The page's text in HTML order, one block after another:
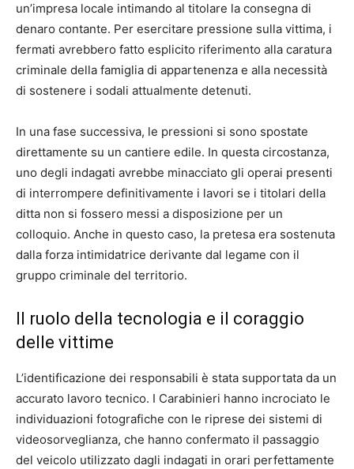
un’impresa locale intimando al titolare la consegna di
denaro contante. Per esercitare pressione sulla vittima, i
fermati avrebbero fatto esplicito riferimento alla caratura
criminale della famiglia di appartenenza e alla necessità
di sostenere i sodali attualmente detenuti.
In una fase successiva, le pressioni si sono spostate
direttamente su un cantiere edile. In questa circostanza,
uno degli indagati avrebbe minacciato gli operai presenti
di interrompere definitivamente i lavori se i titolari della
ditta non si fossero messi a disposizione per un
colloquio. Anche in questo caso, la pretesa era sostenuta
dalla forza intimidatrice derivante dal legame con il
gruppo criminale del territorio.
Il ruolo della tecnologia e il coraggio
delle vittime
L’identificazione dei responsabili è stata supportata da un
accurato lavoro tecnico. I Carabinieri hanno incrociato le
individuazioni fotografiche con le riprese dei sistemi di
videosorveglianza, che hanno confermato il passaggio
del veicolo utilizzato dagli indagati in orari perfettamente